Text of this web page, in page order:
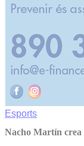
Esports
Nacho Martín crea